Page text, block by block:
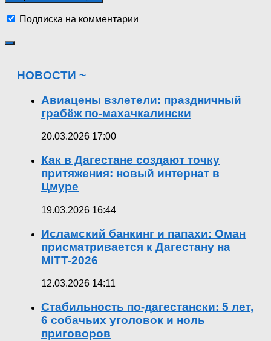
Подписка на комментарии
НОВОСТИ ~
Авиацены взлетели: праздничный
грабёж по-махачкалински
20.03.2026 17:00
Как в Дагестане создают точку
притяжения: новый интернат в
Цмуре
19.03.2026 16:44
Исламский банкинг и папахи: Оман
присматривается к Дагестану на
MITT-2026
12.03.2026 14:11
Стабильность по-дагестански: 5 лет,
6 собачьих уголовок и ноль
приговоров